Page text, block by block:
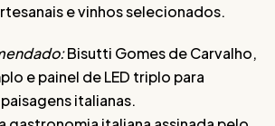
e vinhos selecionados.
Bisutti Gomes de Carvalho,
e painel de LED triplo para
italianas.